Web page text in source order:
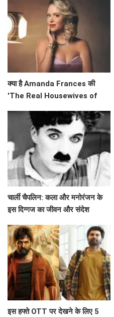
क्या है Amanda Frances की
'The Real Housewives of
चार्ली चैपलिन: कला और मनोरंजन के
इस दिग्गज का जीवन और संदेश
इस हफ्ते OTT पर देखने के लिए 5